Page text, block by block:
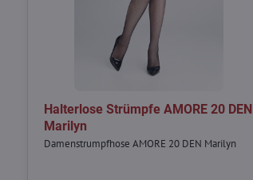
Halterlose Strümpfe AMORE 20 DEN
Marilyn
Damenstrumpfhose AMORE 20 DEN Marilyn